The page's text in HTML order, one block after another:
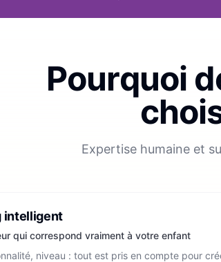
Pourquoi
Expertise humaine et
intelligent
qui correspond vraiment à votre enfant
niveau : tout est pris en compte pour